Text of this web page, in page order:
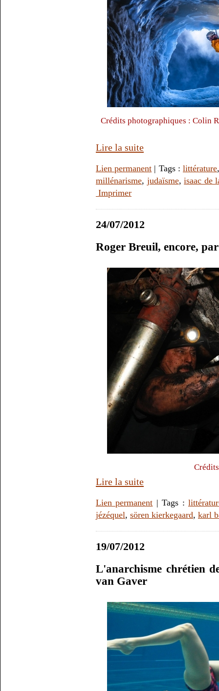
Crédits photographiques : Colin
Lire la suite
Lien permanent | Tags :littérature
millénarisme, judaïsme,isaac de
Imprimer
24/07/2012
Roger Breuil, encore,
Lire la suite
Lien permanent | Tags :
jézéquel, sören kierkegaard, karl
19/07/2012
L'anarchisme chrétien
van Gaver